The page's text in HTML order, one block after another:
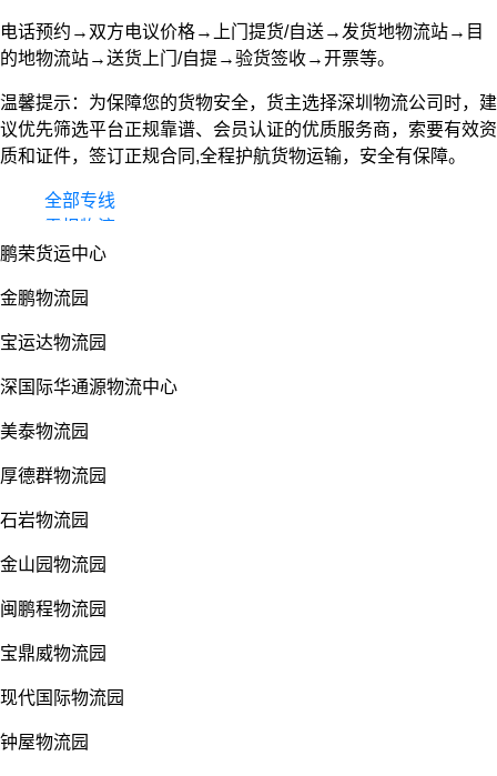
电话预约→双方电议价格→上门提货/自送→发货地物流站→目
的地物流站→送货上门/自提→验货签收→开票等。
温馨提示：为保障您的货物安全，货主选择深圳物流公司时，建
议优先筛选平台正规靠谱、会员认证的优质服务商，索要有效资
质和证件，签订正规合同,全程护航货物运输，安全有保障。
全部专线
零担物流
整车货运
鹏荣货运中心
金鹏物流园
宝运达物流园
深国际华通源物流中心
美泰物流园
厚德群物流园
石岩物流园
金山园物流园
闽鹏程物流园
宝鼎威物流园
现代国际物流园
钟屋物流园